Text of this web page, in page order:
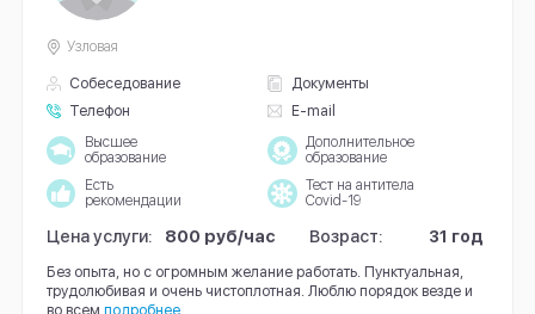
Собеседование
Документы
Телефон
E-mail
Узловая
Высшее
образование
Дополнительное
образование
Есть
рекомендации
Тест на антитела
Covid-19
Цена услуги: 800 руб/час Возраст: 31 год
Без опыта, но с огромным желание работать. Пунктуальная,
трудолюбивая и очень чистоплотная. Люблю порядок везде и
во всем подробнее